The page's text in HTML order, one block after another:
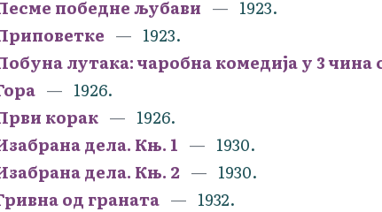
победне љубави
1923.
1923.
лутака: чаробна комедија у 3
1926.
корак
1926.
дела. Књ. 1
1930.
дела. Књ. 2
1930.
од граната
1932.